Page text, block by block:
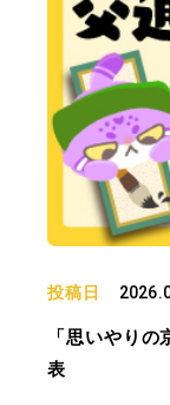
投稿日
「思いやり
表